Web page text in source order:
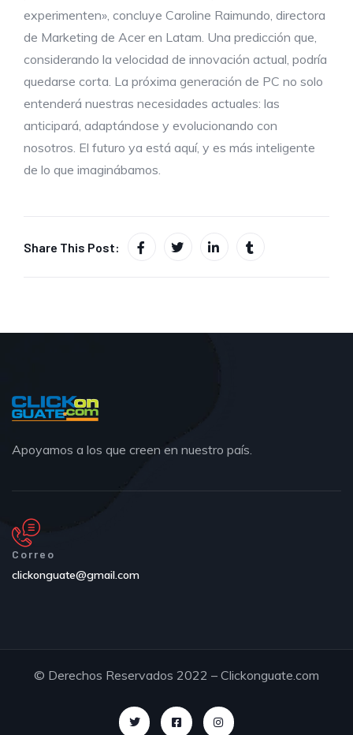
experimenten», concluye Caroline Raimundo, directora
de Marketing de Acer en Latam. Una predicción que,
considerando la velocidad de innovación actual, podría
quedarse corta. La próxima generación de PC no solo
entenderá nuestras necesidades actuales: las
anticipará, adaptándose y evolucionando con
nosotros. El futuro ya está aquí, y es más inteligente
de lo que imaginábamos.
Share This Post:
Apoyamos a los que creen en nuestro país.
Correo
clickonguate@gmail.com
© Derechos Reservados 2022 – Clickonguate.com